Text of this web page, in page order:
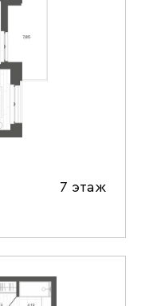
7 этаж